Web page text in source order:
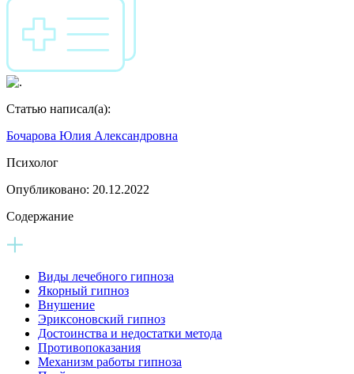
Статью написал(а):
Бочарова Юлия Александровна
Психолог
Опубликовано: 20.12.2022
Содержание
Виды лечебного гипноза
Якорный гипноз
Внушение
Эриксоновский гипноз
Достоинства и недостатки метода
Противопоказания
Механизм работы гипноза